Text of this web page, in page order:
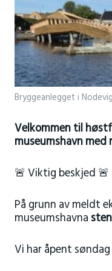
Bryggeanlegget i
Velkommen til
museumshavn
🚨 Viktig beskjed 🚨
På grunn av meldt
museumshavna
Vi har åpent